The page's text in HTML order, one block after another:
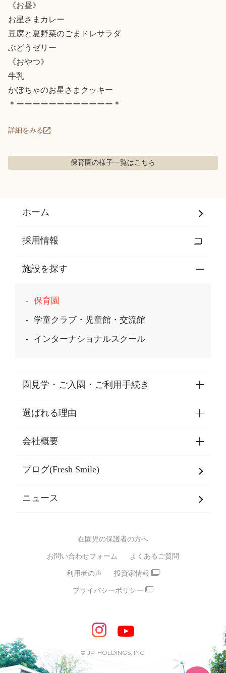
《お昼》
お星さまカレー
豆腐と夏野菜のごまドレサラダ
ぶどうゼリー
《おやつ》
牛乳
かぼちゃのお星さまクッキー
＊ーーーーーーーーーーーー＊
詳細をみる
保育園の様子一覧はこちら
ホーム
採用情報
施設を探す
保育園
学童クラブ・児童館・交流館
インターナショナルスクール
園見学・ご入園・ご利用手続き
園見学・ご入園・ご利用手続き
東京都認証保育所空き状況
選ばれる理由
選ばれる理由一覧
乳児期・幼児期・
バイリンガル保育園
スポーツ保育園
モンテッソーリ式保育園
STEAMS保育・学童
えいご
めざせ！バイリンガル！
めざせ！アスリート教室
ピアノ教室♪ ドレミっこ
会社概要
会社概要
SDGsについて
ブログ(Fresh Smile)
ニュース
在園児の保護者の方へ
お問い合わせフォーム よくあるご質問
利用者の声 投資家情報
プライバシーポリシー
© JP-HOLDINGS, INC.